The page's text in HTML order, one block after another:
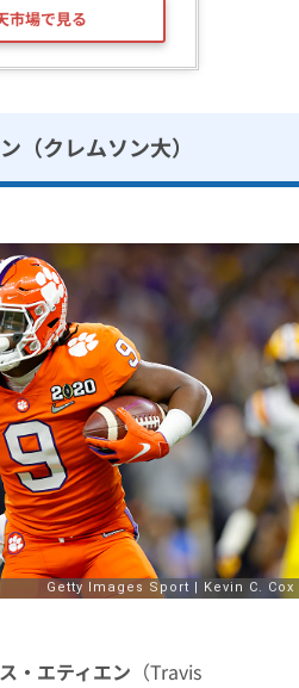
市場で見る
（クレムソン大）
・エティエン （Travis